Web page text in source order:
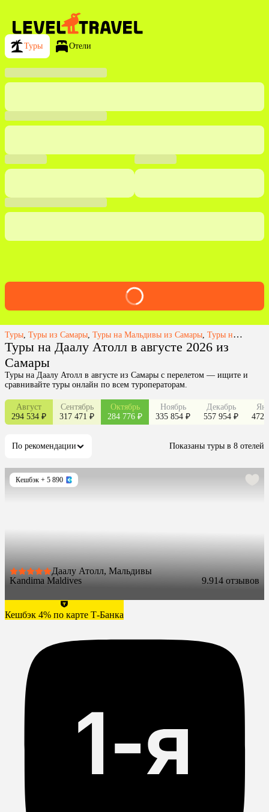
Туры Отели
Туры Туры из Самары Туры на Мальдивы из Самары Туры на Даалу Атолл из Самары
Туры на Даалу Атолл в августе 2026 из
Самары
Туры на Даалу Атолл в августе из Самары с перелетом — ищите и
сравнивайте туры онлайн по всем туроператорам.
Август
294 534 ₽
Сентябрь
317 471 ₽
Октябрь
284 776 ₽
Ноябрь
335 854 ₽
Декабрь
557 954 ₽
472
По рекомендации Показаны туры в 8 отелей
Кешбэк + 5 890
Даалу Атолл, Мальдивы
Kandima Maldives
9.914 отзывов
Кешбэк 4% по карте Т-Банка